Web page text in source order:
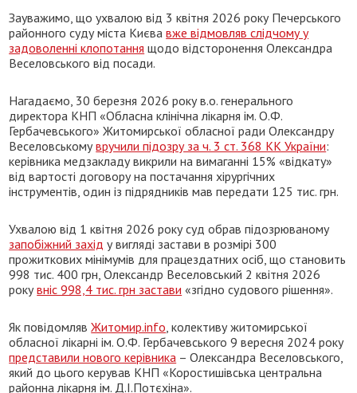
Зауважимо, що ухвалою від 3 квітня 2026 року Печерського
районного суду міста Києвавже відмовляв слідчому у
задоволенні клопотання щодо відсторонення Олександра
Веселовського від посади.
Нагадаємо, 30 березня 2026 року в.о. генерального
директора КНП «Обласна клінічна лікарня ім. О.Ф.
Гербачевського» Житомирської обласної ради Олександру
Веселовськомувручили підозру за ч. 3 ст. 368 КК України:
керівника медзакладу викрили на вимаганні 15% «відкату»
від вартості договору на постачання хірургічних
інструментів, один із підрядників мав передати 125 тис. грн.
Ухвалою від 1 квітня 2026 року суд обрав підозрюваному
запобіжний захід у вигляді застави в розмірі 300
прожиткових мінімумів для працездатних осіб, що становить
998 тис. 400 грн, Олександр Веселовський 2 квітня 2026
рокувніс 998,4 тис. грн застави «згідно судового рішення».
Як повідомлявЖитомир.info , колективу житомирської
обласної лікарні ім. О.Ф. Гербачевського 9 вересня 2024 року
представили нового керівника – Олександра Веселовського,
який до цього керував КНП «Коростишівська центральна
районна лікарня ім. Д.І.Потєхіна».